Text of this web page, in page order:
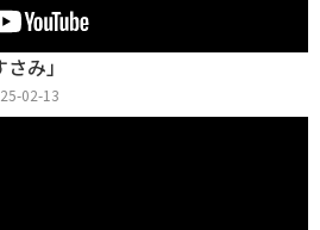
み」
02-13